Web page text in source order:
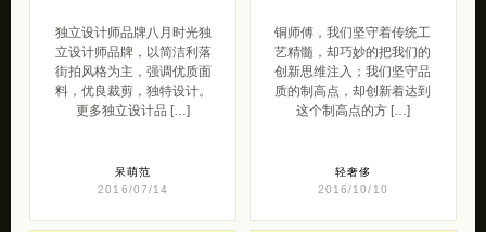
独立设计师品牌八月时光独
立设计师品牌，以简洁利落
街拍风格为主，强调优质面
料，优良裁剪，独特设计。
更多独立设计品 […]
呆萌范
2016/07/14
铜师傅，我们坚守着传统工
艺精髓，却巧妙的把我们的
创新思维注入；我们坚守品
质的制高点，却创新着达到
这个制高点的方 […]
轻奢侈
2016/10/10